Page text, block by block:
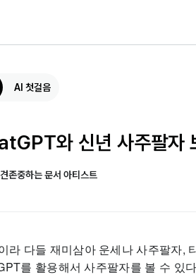
AI 첫걸음
와 신년 사주팔자
존중하는 문서 아티스트
라 다들 재미삼아 운세나 사주팔자,
를 활용해서 사주팔자를 볼 수 있